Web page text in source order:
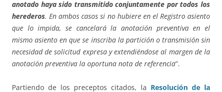
anotado haya sido transmitido conjuntamente por todos los
herederos. En ambos casos si no hubiere en el Registro asiento
que lo impida, se cancelará la anotación preventiva en el
mismo asiento en que se inscriba la partición o transmisión sin
necesidad de solicitud expresa y extendiéndose al margen de la
anotación preventiva la oportuna nota de referencia”.
Partiendo de los preceptos citados, la Resolución de la